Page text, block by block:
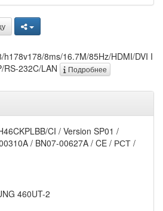
h178v178/8ms/16.7M/85Hz/HDMI/DVI I
RS-232C/LAN
Подробнее
CI / Version SP01 /
/ BN07-00627A / CE / РСТ /
460UT-2